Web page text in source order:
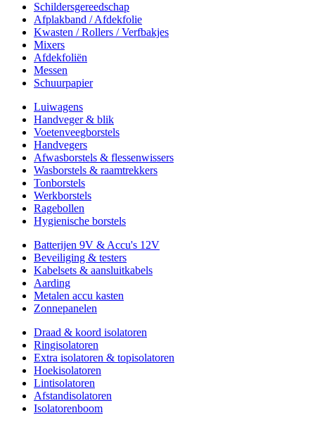
Schildersgereedschap
Afplakband / Afdekfolie
Kwasten / Rollers / Verfbakjes
Mixers
Afdekfoliën
Messen
Schuurpapier
Luiwagens
Handveger & blik
Voetenveegborstels
Handvegers
Afwasborstels & flessenwissers
Wasborstels & raamtrekkers
Tonborstels
Werkborstels
Ragebollen
Hygienische borstels
Batterijen 9V & Accu's 12V
Beveiliging & testers
Kabelsets & aansluitkabels
Aarding
Metalen accu kasten
Zonnepanelen
Draad & koord isolatoren
Ringisolatoren
Extra isolatoren & topisolatoren
Hoekisolatoren
Lintisolatoren
Afstandisolatoren
Isolatorenboom